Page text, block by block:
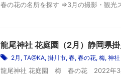
春の花の名所を探す ⇒3月の撮影・観光
龍尾神社 花庭園（2月）静岡県
2月 , TA@KA, 掛川市, 春, 春の花, 梅, 神
龍尾神社 花庭園 梅 春の花 2022年3